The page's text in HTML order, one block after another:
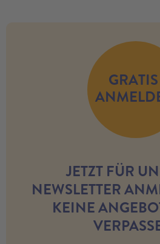
GRATIS
JETZT FÜR
NEWSLETTER
KEINE